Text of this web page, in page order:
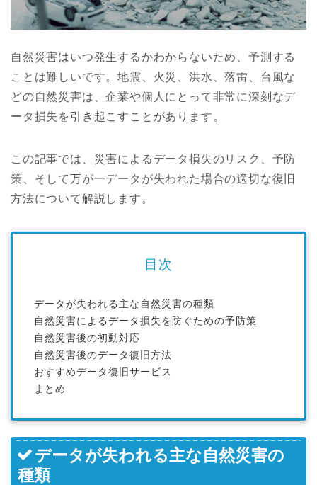
自然災害はいつ発生するかわからないため、予測する
ことは難しいです。地震、火災、洪水、落雷、台風な
どの自然災害は、企業や個人にとって非常に深刻なデ
ータ損失を引き起こすことがあります。
この記事では、災害によるデータ損失のリスク、予防
策、そして万が一データが失われた場合の適切な復旧
方法について解説します。
目次
データが失われる主な自然災害の種類
自然災害によるデータ損失を防ぐための予防策
自然災害後の初動対応
自然災害後のデータ復旧方法
おすすめデータ復旧サービス
まとめ
データが失われる主な自然災害の
種類